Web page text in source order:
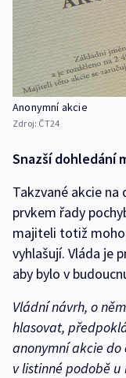
Anonymní akcie
Zdroj: ČT24
Snazší dohledání
Takzvané akcie
prvkem řady
majiteli totiž
vyhlašují. Vláda je
aby bylo v
Vládní návrh, o
hlasovat,
anonymní akcie
v listinné podobě